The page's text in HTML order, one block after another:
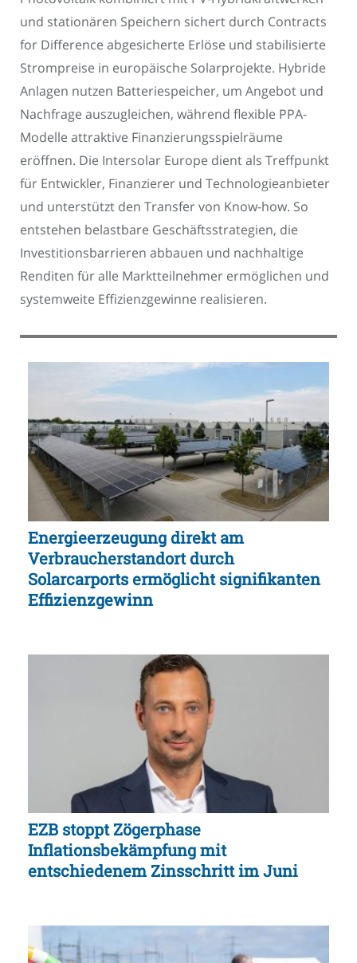
und stationären Speichern sichert durch Contracts
for Difference abgesicherte Erlöse und stabilisierte
Strompreise in europäische Solarprojekte. Hybride
Anlagen nutzen Batteriespeicher, um Angebot und
Nachfrage auszugleichen, während flexible PPA-
Modelle attraktive Finanzierungsspielräume
eröffnen. Die Intersolar Europe dient als Treffpunkt
für Entwickler, Finanzierer und Technologieanbieter
und unterstützt den Transfer von Know-how. So
entstehen belastbare Geschäftsstrategien, die
Investitionsbarrieren abbauen und nachhaltige
Renditen für alle Marktteilnehmer ermöglichen und
systemweite Effizienzgewinne realisieren.
Energieerzeugung direkt am
Verbraucherstandort durch
Solarcarports ermöglicht signifikanten
Effizienzgewinn
EZB stoppt Zögerphase
Inflationsbekämpfung mit
entschiedenem Zinsschritt im Juni